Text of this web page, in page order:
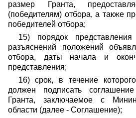
размер Гранта,
(победителям) отбора, а также
победителей отбора;
15) порядок представления
разъяснений положений
отбора, даты начала и
представления;
16) срок, в течение
должен подписать
Гранта, заключаемое с
области (далее - Соглашение);